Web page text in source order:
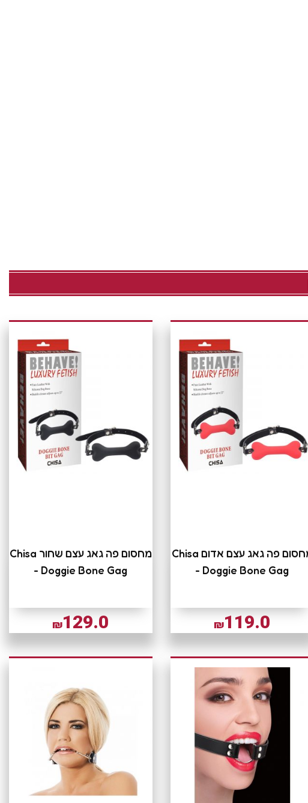
מחסום פה גאג עצם אדום Chisa
- Doggie Bone Gag
₪119.0
מחסום פה גאג עצם שחור Chisa
- Doggie Bone Gag
₪129.0